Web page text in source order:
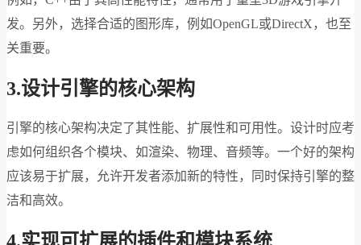
发。另外，选择合适的图形库，例如OpenGL或DirectX，也至
关重要。
3.设计引擎的核心架构
引擎的核心架构决定了其性能、扩展性和可用性。设计时应考
虑如何组织各个模块、如渲染、物理、音频等。一个好的架构
应该易于扩展，允许开发者添加新的特性，同时保持引擎的整
洁和高效。